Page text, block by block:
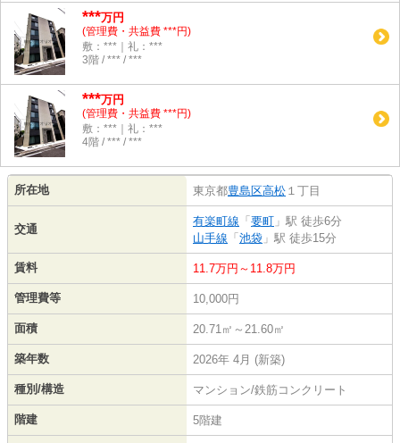
***万円
(管理費・共益費 ***円)
敷：***｜礼：***
3階 / *** / ***
***万円
(管理費・共益費 ***円)
敷：***｜礼：***
4階 / *** / ***
所在地 東京都豊島区高松 １丁目
交通
有楽町線 「 要町 」駅 徒歩6分
山手線 「 池袋 」駅 徒歩15分
賃料 11.7万円～11.8万円
管理費等 10,000円
面積 20.71㎡～21.60㎡
築年数 2026年 4月 (新築)
種別/構造 マンション/鉄筋コンクリート
階建 5階建